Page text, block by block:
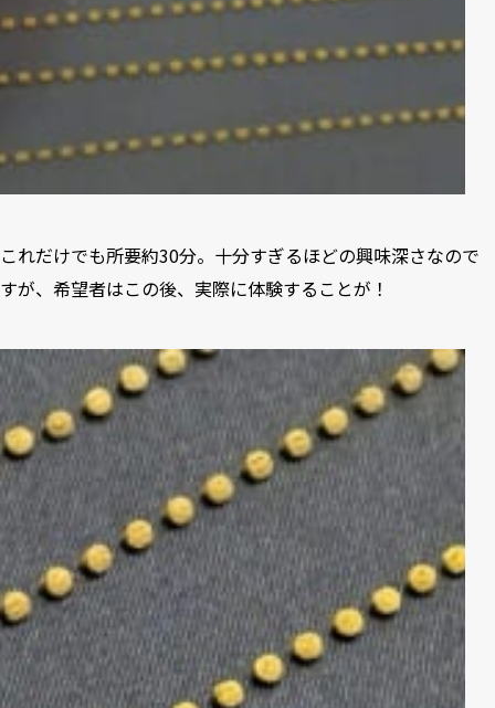
これだけでも所要約30分。十分すぎるほどの興味深さなので
すが、希望者はこの後、実際に体験することが！